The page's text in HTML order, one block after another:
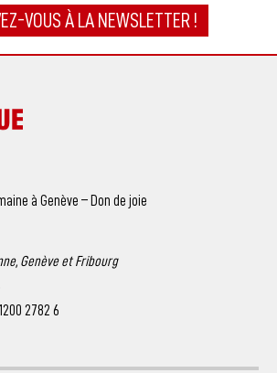
VOUS À LA NEWSLETTER !
à Genève – Don de joie
Genève et Fribourg
2782 6